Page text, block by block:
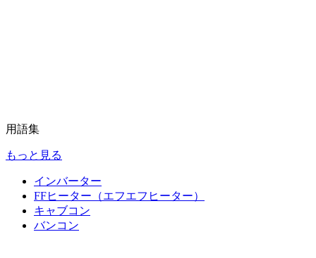
用語集
もっと見る
インバーター
FFヒーター（エフエフヒーター）
キャブコン
バンコン